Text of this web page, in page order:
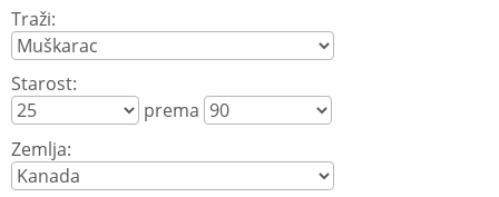
Traži:
Starost:
prema
Zemlja: